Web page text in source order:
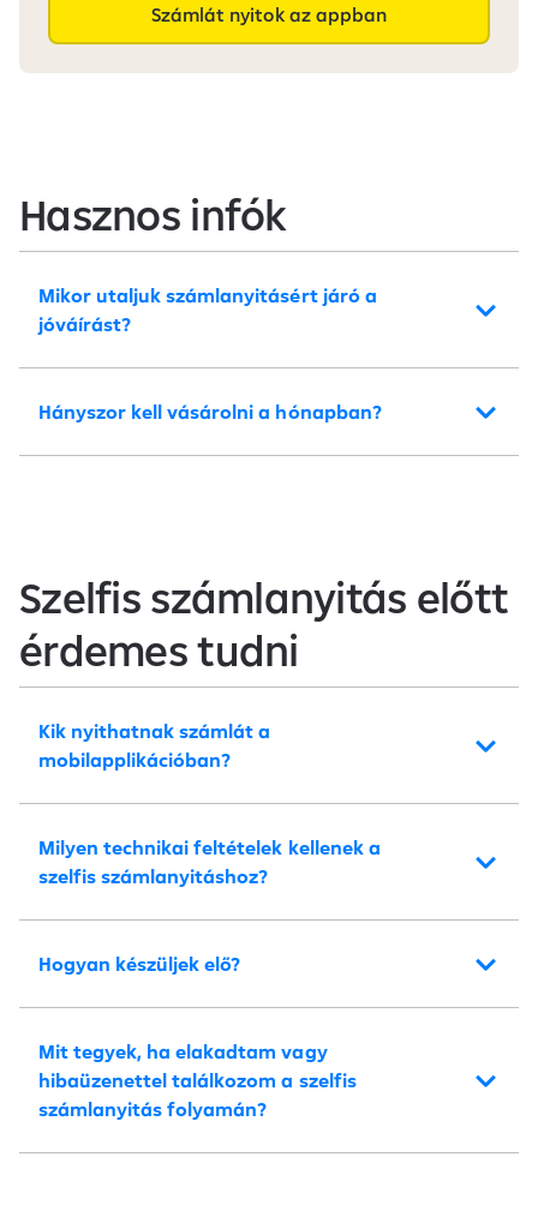
Számlát nyitok az appban
Hasznos infók
Mikor utaljuk számlanyitásért járó a
jóváírást?
Hányszor kell vásárolni a hónapban?
Szelfis számlanyitás előtt
érdemes tudni
Kik nyithatnak számlát a
mobilapplikációban?
Milyen technikai feltételek kellenek a
szelfis számlanyitáshoz?
Hogyan készüljek elő?
Mit tegyek, ha elakadtam vagy
hibaüzenettel találkozom a szelfis
számlanyitás folyamán?